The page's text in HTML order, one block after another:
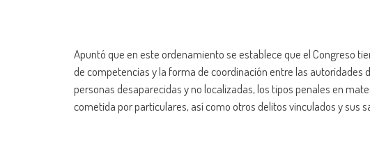
Apuntó que en este ordenamiento se establece que el Congreso
de competencias y la forma de coordinación entre las autoridades
personas desaparecidas y no localizadas, los tipos penales en
cometida por particulares, así como otros delitos vinculados y sus